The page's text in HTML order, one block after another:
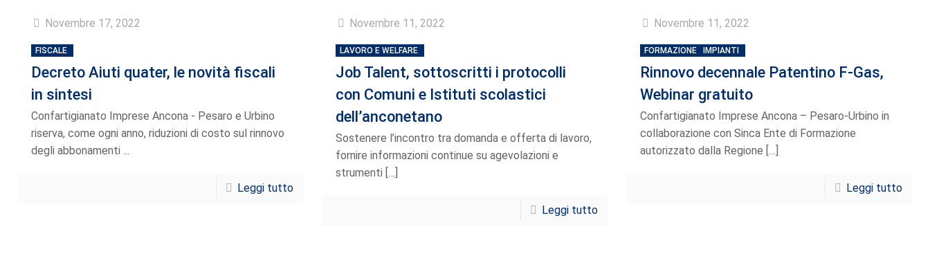
Novembre 17, 2022
FISCALE
Decreto Aiuti quater, le novità fiscali
in sintesi
Confartigianato Imprese Ancona - Pesaro e Urbino
riserva, come ogni anno, riduzioni di costo sul rinnovo
degli abbonamenti ...
Leggi tutto
Novembre 11, 2022
LAVORO E WELFARE
Job Talent, sottoscritti i protocolli
con Comuni e Istituti scolastici
dell’anconetano
Sostenere l’incontro tra domanda e offerta di lavoro,
fornire informazioni continue su agevolazioni e
strumenti […]
Leggi tutto
Novembre 11, 2022
FORMAZIONE IMPIANTI
Rinnovo decennale Patentino F-Gas,
Webinar gratuito
Confartigianato Imprese Ancona – Pesaro-Urbino in
collaborazione con Sinca Ente di Formazione
autorizzato dalla Regione […]
Leggi tutto